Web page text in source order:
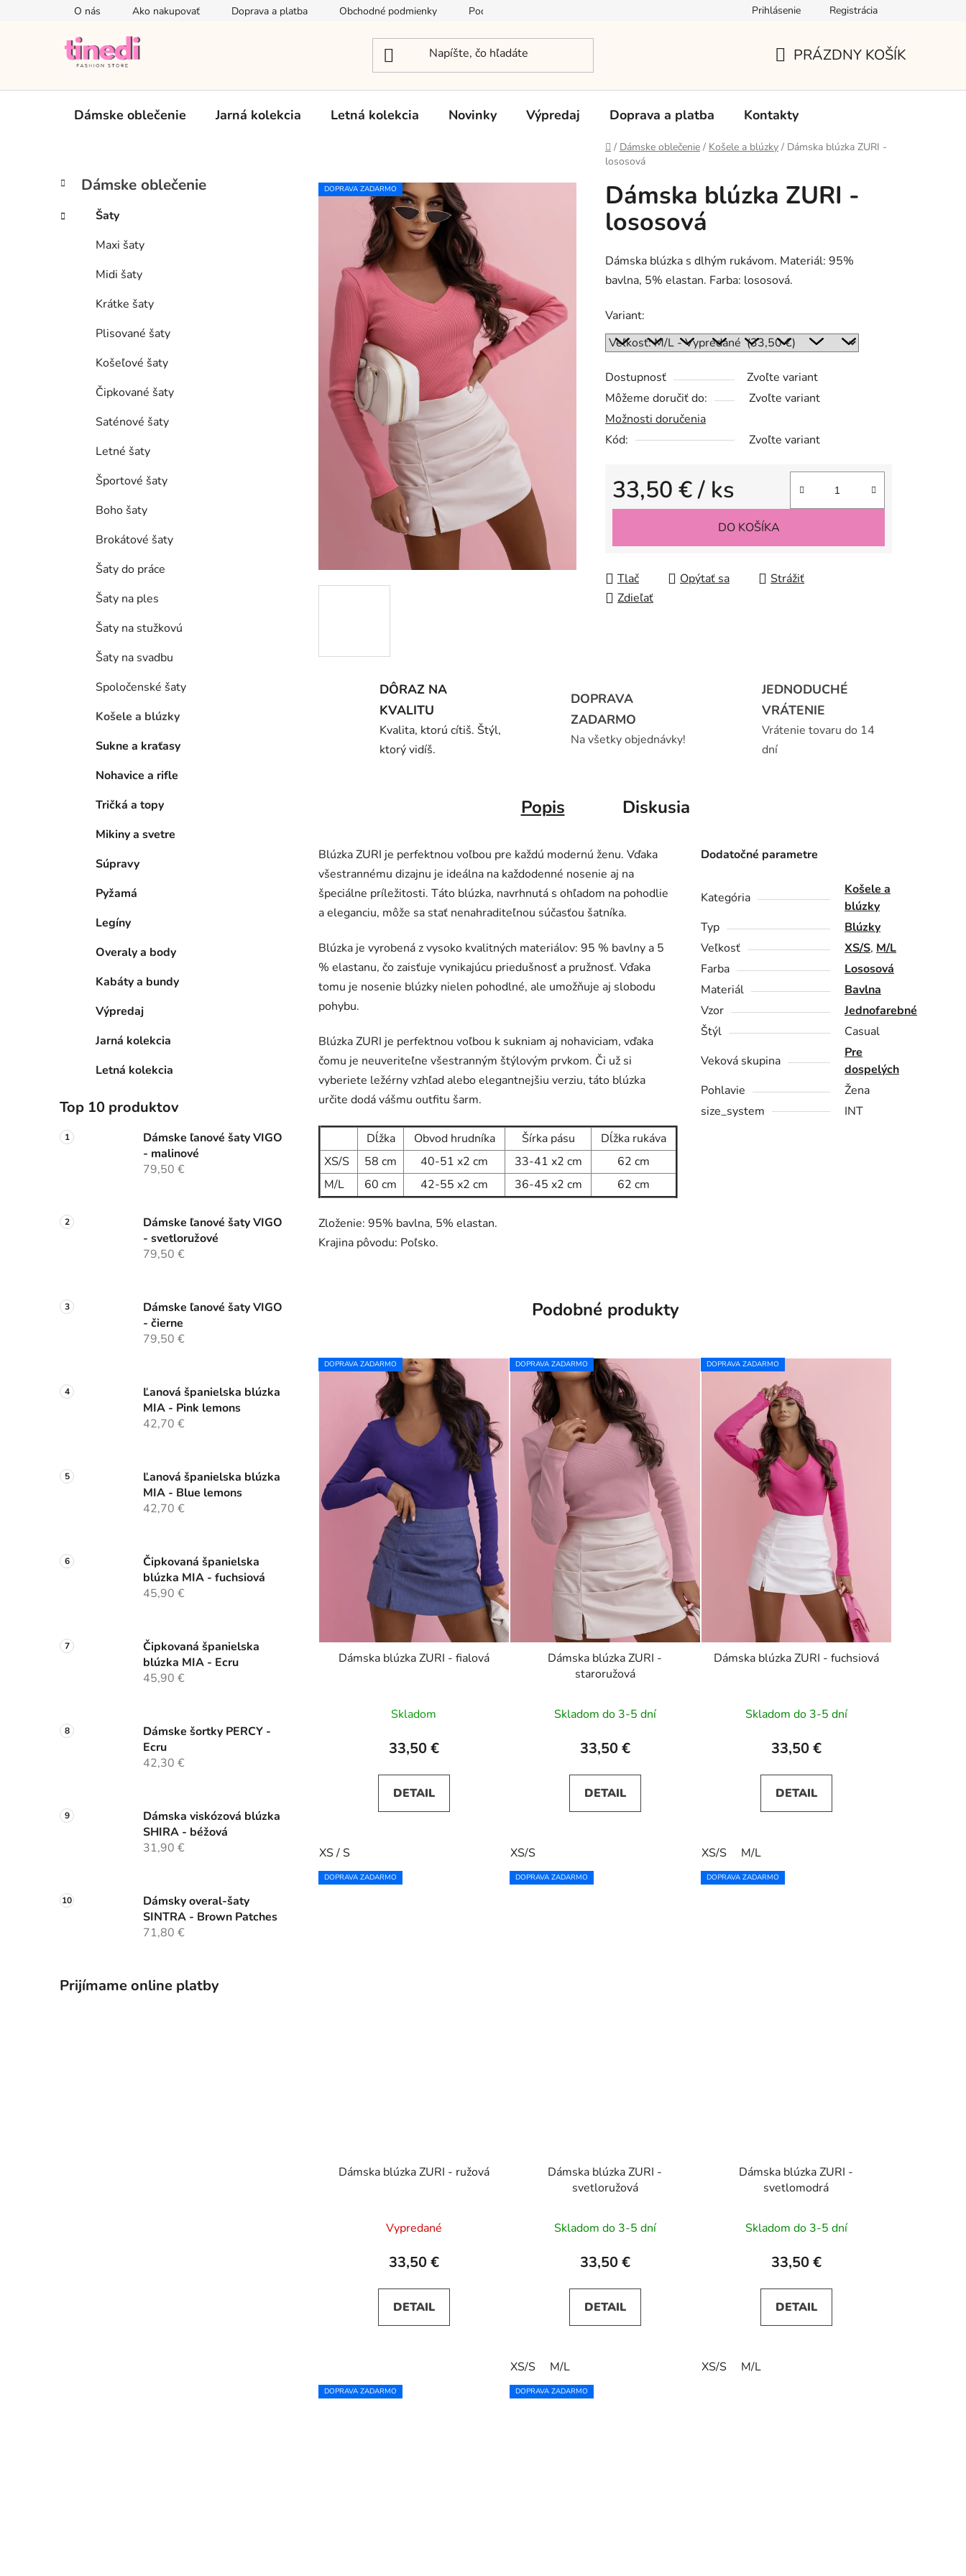
O nás Ako nakupovať Doprava a platba Obchodné podmienky Podmienky ochrany osobných údajov Používanie súborov Cookies Reklamačný poriadok
Prihlásenie Registrácia
KOŠÍK
PRÁZDNY KOŠÍK
Dámske oblečenie Jarná kolekcia Letná kolekcia Novinky Výpredaj Doprava a platba Kontakty
Domov
/ Dámske oblečenie / Košele a blúzky / Dámska blúzka ZURI -
lososová
B
č
Preskočiť
kategórie
K
a
e
Dámske oblečenie
Šaty
Maxi šaty
Midi šaty
Krátke šaty
Plisované šaty
Košeľové šaty
Čipkované šaty
Saténové šaty
Letné šaty
Športové šaty
Boho šaty
Brokátové šaty
Šaty do práce
Šaty na ples
Šaty na stužkovú
Šaty na svadbu
Spoločenské šaty
Košele a blúzky
Sukne a kraťasy
Nohavice a rifle
Tričká a topy
Mikiny a svetre
Súpravy
Pyžamá
Legíny
Overaly a body
Kabáty a bundy
Výpredaj
Jarná kolekcia
Letná kolekcia
Top 10 produktov
Dámske ľanové šaty VIGO
- malinové
79,50 €
Dámske ľanové šaty VIGO
- svetloružové
79,50 €
Dámske ľanové šaty VIGO
- čierne
79,50 €
Ľanová španielska blúzka
MIA - Pink lemons
42,70 €
Ľanová španielska blúzka
MIA - Blue lemons
42,70 €
Čipkovaná španielska
blúzka MIA - fuchsiová
45,90 €
Čipkovaná španielska
blúzka MIA - Ecru
45,90 €
Dámske šortky PERCY -
Ecru
42,30 €
Dámska viskózová blúzka
SHIRA - béžová
31,90 €
Dámsky overal-šaty
SINTRA - Brown Patches
71,80 €
Prijímame online platby
Dámska blúzka ZURI -
lososová
Dámska blúzka s dlhým rukávom. Materiál: 95%
bavlna, 5% elastan. Farba: lososová.
Variant:
Dostupnosť
Zvoľte variant
Môžeme doručiť do:
Zvoľte variant
Možnosti doručenia
Kód:
Zvoľte variant
33,50 €/ ks
Jednotková cena:
DO KOŠÍKA
Tlač Opýtať sa
Strážiť
Zdieľať
DOPRAVA ZADARMO
DÔRAZ NA
KVALITU
Kvalita, ktorú cítiš. Štýl,
ktorý vidíš.
DOPRAVA
ZADARMO
Na všetky objednávky!
JEDNODUCHÉ
VRÁTENIE
Vrátenie tovaru do 14
dní
Popis Diskusia
Blúzka ZURI je perfektnou voľbou pre každú modernú ženu. Vďaka
všestrannému dizajnu je ideálna na každodenné nosenie aj na
špeciálne príležitosti. Táto blúzka, navrhnutá s ohľadom na pohodlie
a eleganciu, môže sa stať nenahraditeľnou súčasťou šatníka.
Blúzka je vyrobená z vysoko kvalitných materiálov: 95 % bavlny a 5
% elastanu, čo zaisťuje vynikajúcu priedušnosť a pružnosť. Vďaka
tomu je nosenie blúzky nielen pohodlné, ale umožňuje aj slobodu
pohybu.
Blúzka ZURI je perfektnou voľbou k sukniam aj nohaviciam, vďaka
čomu je neuveriteľne všestranným štýlovým prvkom. Či už si
vyberiete ležérny vzhľad alebo elegantnejšiu verziu, táto blúzka
určite dodá vášmu outfitu šarm.
Dĺžka Obvod hrudníka Šírka pásu
Dĺžka rukáva
XS/S
58 cm 40-51 x2 cm 33-41 x2 cm 62 cm
M/L
60 cm 42-55 x2 cm 36-45 x2 cm 62 cm
Zloženie: 95% bavlna, 5% elastan.
Krajina pôvodu: Poľsko.
Dodatočné parametre
Kategória
Košele a
blúzky
Typ
Blúzky
Veľkosť
XS/S, M/L
Farba
Lososová
Materiál
Bavlna
Vzor
Jednofarebné
Štýl
Casual
Veková skupina
Pre
dospelých
Pohlavie
Žena
size_system
INT
Podobné produkty
DOPRAVA ZADARMO
Dámska blúzka ZURI - fialová
Skladom
33,50 €
DETAIL
XS / S
DOPRAVA ZADARMO
Dámska blúzka ZURI -
staroružová
Skladom do 3-5 dní
33,50 €
DETAIL
XS/S
DOPRAVA ZADARMO
Dámska blúzka ZURI - fuchsiová
Skladom do 3-5 dní
33,50 €
DETAIL
XS/S M/L
DOPRAVA ZADARMO
Dámska blúzka ZURI - ružová
Vypredané
33,50 €
DETAIL
DOPRAVA ZADARMO
Dámska blúzka ZURI -
svetloružová
Skladom do 3-5 dní
33,50 €
DETAIL
XS/S M/L
DOPRAVA ZADARMO
Dámska blúzka ZURI -
svetlomodrá
Skladom do 3-5 dní
33,50 €
DETAIL
XS/S M/L
DOPRAVA ZADARMO DOPRAVA ZADARMO